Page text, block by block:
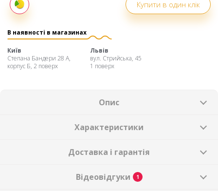
Купити в один клік
частинами
В наявності в магазинах
Київ
Степана Бандери 28 А,
корпус Б, 2 поверх
Львів
вул. Стрийська, 45
1 поверх
Опис
Характеристики
Доставка і гарантія
Відеовідгуки 1